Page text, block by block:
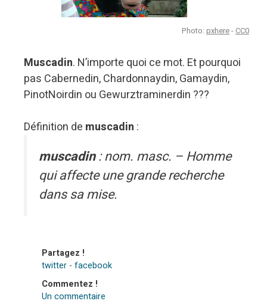
Photo: pxhere- CC0
Muscadin. N’importe quoi ce mot. Et pourquoi
pas Cabernedin, Chardonnaydin, Gamaydin,
PinotNoirdin ou Gewurztraminerdin ???
Définition de muscadin :
muscadin: nom. masc. – Homme
qui affecte une grande recherche
dans sa mise.
Partagez !
twitter - facebook
Commentez !
Un commentaire